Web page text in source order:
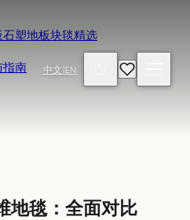
中文 |EN
石塑地板块毯精选
指南
地毯：全面对比